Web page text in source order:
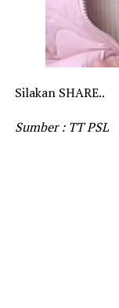
Silakan SHARE..
Sumber : TT PSL